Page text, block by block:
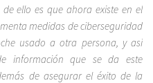
ello es que ahora existe en el
medidas de ciberseguridad
usado a otra persona, y así
información que se da este
de asegurar el éxito de la